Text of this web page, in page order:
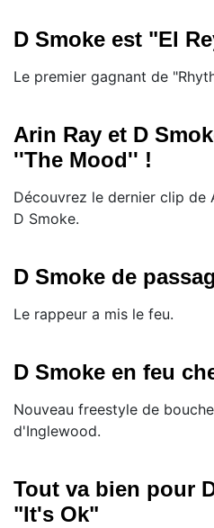
D Smoke est "El
Le premier gagnant de
Arin Ray et D
''The Mood'' !
Découvrez le dernier clip de
D Smoke.
D Smoke de
Le rappeur a mis le feu.
D Smoke en feu
Nouveau freestyle de
d'Inglewood.
Tout va bien pour
"It's Ok"